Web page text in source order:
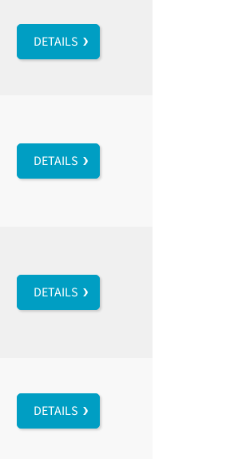
DETAILS
DETAILS
DETAILS
DETAILS